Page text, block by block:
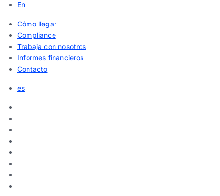
En
Cómo llegar
Compliance
Trabaja con nosotros
Informes financieros
Contacto
es